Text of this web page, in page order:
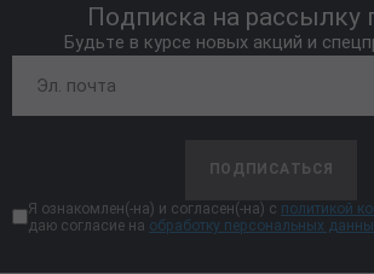
Подписка на рассылку
Будьте в курсе новых акций и
ПОДПИСАТЬСЯ
Я ознакомлен(-на) и согласен(-на) с политикой
даю согласие на обработку персональных